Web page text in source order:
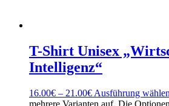
T-Shirt Unisex
Intelligenz“
16.00€ – 21.00€ Ausführung wählen
mehrere Varianten auf. Die